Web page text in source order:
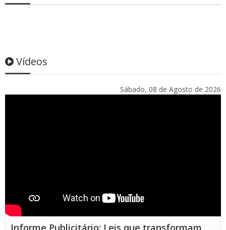
Vídeos
Sábado, 08 de Agosto de 2026
Informe Publicitário: Leis que transformam